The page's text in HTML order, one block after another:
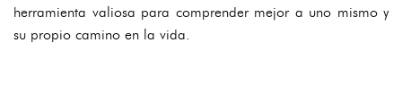
herramienta valiosa para comprender mejor a uno mismo y
su propio camino en la vida.